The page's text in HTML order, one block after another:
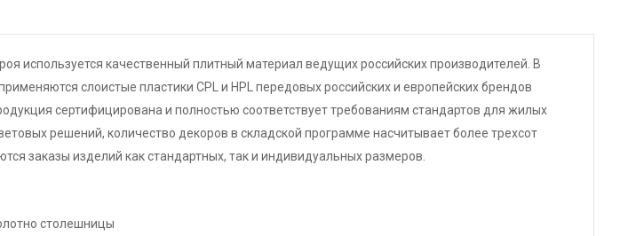
используется качественный плитный материал ведущих российских производителей. В
слоистые пластики CPL и HPL передовых российских и европейских брендов
сертифицирована и полностью соответствует требованиям стандартов для жилых
решений, количество декоров в складской программе насчитывает более трехсот
заказы изделий как стандартных, так и индивидуальных размеров.
столешницы